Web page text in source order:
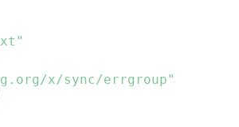
x/sync/errgroup"